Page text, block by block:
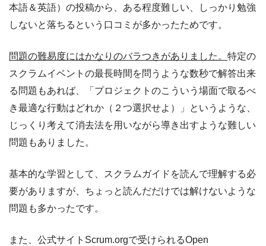
本語＆英語）の投稿から、ある程度難しい、しっかり勉強
しないと落ちるという口コミが多かったためです。
問題の難易度にはかなりのバラつきがありました。 特定の
スクラムイベントの最長時間を問うような数秒で解答出来
る問題もあれば、「プロジェクトのこういう場面で取るべ
き最適な行動はどれか（２つ選択せよ）」というような、
じっくり考えて消去法を用いながら導き出すような難しい
問題もありました。
基本的な学習として、スクラムガイドを読んで理解する必
要がありますが、ちょっと読んだだけでは解けないような
問題も多かったです。
また、公式サイトScrum.orgで受けられるOpen